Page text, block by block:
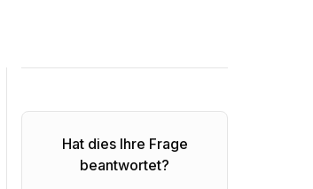
Hat dies Ihre Frage
beantwortet?